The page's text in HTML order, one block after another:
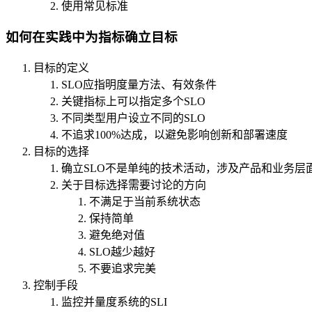
使用常见标准
如何在实践中为指标确立目标
目标的定义
SLO应指明度量方法、有效条件
关键指标上可以指定多个SLO
不同类型用户设立不同的SLO
不追求100%达成，以避免影响创新和部署速度
目标的选择
确立SLO不是单纯的技术活动，涉及产品和业务层
关于目标选择需要讨论的方向
不满足于当前系统状态
保持简单
避免绝对值
SLO越少越好
不要追求完美
控制手段
监控并量度系统的SLI